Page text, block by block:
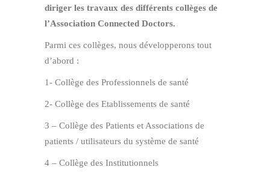
diriger les travaux des différents collèges de
l’Association Connected Doctors.
Parmi ces collèges, nous développerons tout
d’abord :
1- Collège des Professionnels de santé
2- Collège des Etablissements de santé
3 – Collège des Patients et Associations de
patients / utilisateurs du système de santé
4 – Collège des Institutionnels